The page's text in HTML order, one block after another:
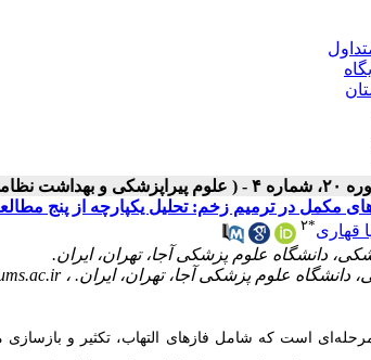
پیراپزشکی و بهداشت نظامی-زمستان ۱۴۰۴ )
مکمل در ترمیم زخم: تحلیل یکپارچه از پنج
قهاری*۲
است که شامل فازهای التهاب، تکثیر و